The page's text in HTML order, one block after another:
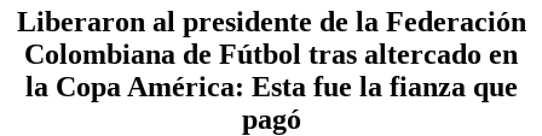
Liberaron al presidente de la Federación
Colombiana de Fútbol tras altercado en
la Copa América: Esta fue la fianza que
pagó